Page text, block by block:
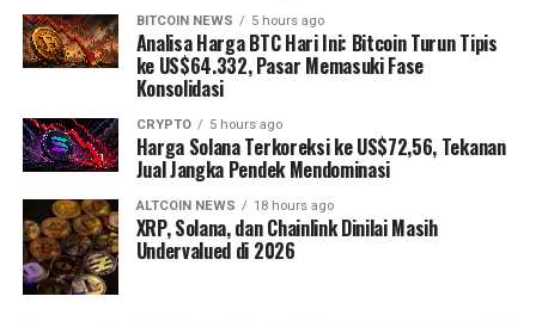
BITCOIN NEWS 5 hours ago
Analisa Harga BTC Hari Ini: Bitcoin Turun Tipis
ke US$64.332, Pasar Memasuki Fase
Konsolidasi
CRYPTO 5 hours ago
Harga Solana Terkoreksi ke US$72,56, Tekanan
Jual Jangka Pendek Mendominasi
ALTCOIN NEWS 18 hours ago
XRP, Solana, dan Chainlink Dinilai Masih
Undervalued di 2026